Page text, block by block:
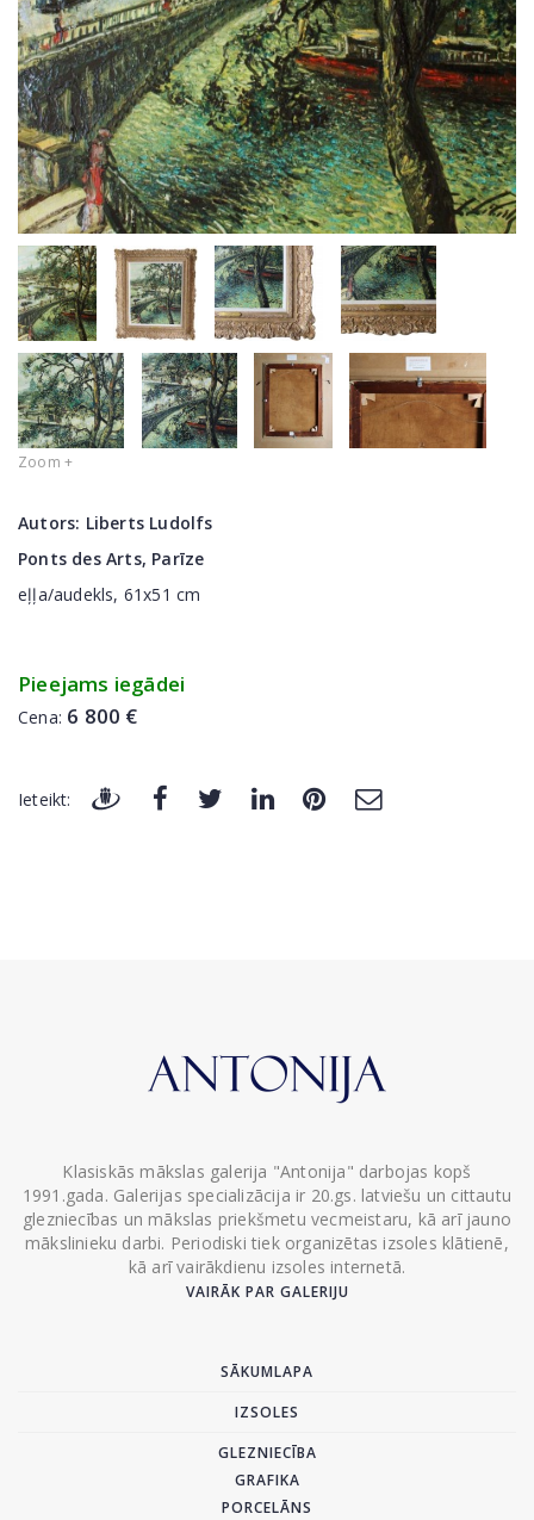
Zoom +
Autors: Liberts Ludolfs
Ponts des Arts, Parīze
eļļa/audekls, 61x51 cm
Pieejams iegādei
Cena: 6 800 €
Ieteikt:
Klasiskās mākslas galerija "Antonija" darbojas kopš
1991.gada. Galerijas specializācija ir 20.gs. latviešu un cittautu
glezniecības un mākslas priekšmetu vecmeistaru, kā arī jauno
mākslinieku darbi. Periodiski tiek organizētas izsoles klātienē,
kā arī vairākdienu izsoles internetā.
VAIRĀK PAR GALERIJU
SĀKUMLAPA
IZSOLES
GLEZNIECĪBA
GRAFIKA
PORCELĀNS